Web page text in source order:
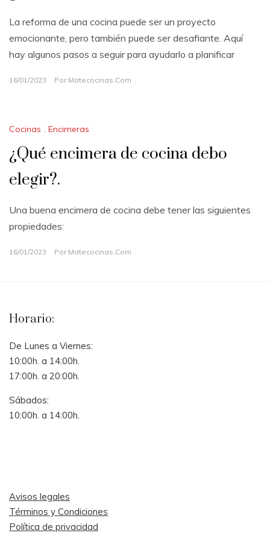
La reforma de una cocina puede ser un proyecto
emocionante, pero también puede ser desafiante. Aquí
hay algunos pasos a seguir para ayudarlo a planificar
16/01/2023 Por Matecocinas.com
Cocinas , Encimeras
¿Qué encimera de cocina debo
elegir?.
Una buena encimera de cocina debe tener las siguientes
propiedades:
16/01/2023 Por Matecocinas.com
Horario:
De Lunes a Viernes:
10:00h. a 14:00h.
17:00h. a 20:00h.
Sábados:
10:00h. a 14:00h.
Avisos legales
Términos y Condiciones
Política de privacidad